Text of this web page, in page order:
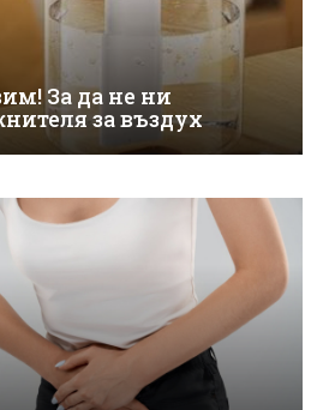
За да не ни
за въздух